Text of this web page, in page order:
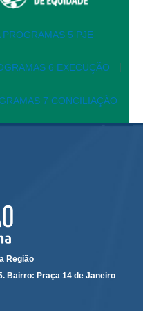
Gestão e de Tabelas
Judiciária e Ciência de
Grau
Jurisprudência
Saúde de Magistrados e
|
Região
Bairro: Praça 14 de Janeiro